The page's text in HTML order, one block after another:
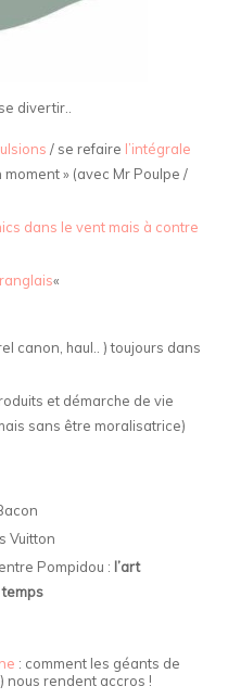
divertir..
/ se refaire l’intégrale
» (avec Mr Poulpe /
dans le vent mais à contre
«
canon, haul.. ) toujours dans
et démarche de vie
sans être moralisatrice)
Vuitton
Pompidou : l’art
: comment les géants de
nous rendent accros !